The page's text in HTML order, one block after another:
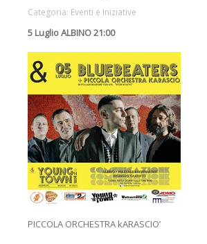
Categoria: Eventi e Iniziative
5 Luglio ALBINO 21:00
PICCOLA ORCHESTRA kARASCIO’